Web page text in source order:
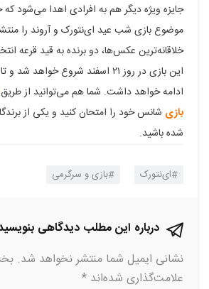
جایزه ویژه دیگر هم به افرادی اهدا می‌شود که
موضوع بازی شب عید ای‌نتورک و آروند را
خلاقانه‌ترین عکس‌ها، دو برنده به قید قرعه
ادامه خواهد داشت. شما هم می‌توانید از طریق
بازی شانس خود را امتحان کنید و یکی از
شده باشید.
ای‌نتورک بازی و سرگرمی
درباره این مطلب دیدگاهی
نشانی ایمیل شما منتشر نخواهد شد.
علامت‌گذاری شده‌اند *